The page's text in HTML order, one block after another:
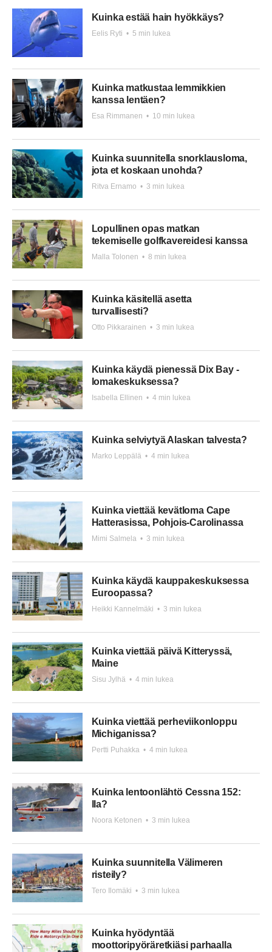
Kuinka estää hain hyökkäys?
Eelis Ryti • 5 min lukea
Kuinka matkustaa lemmikkien
kanssa lentäen?
Esa Rimmanen • 10 min lukea
Kuinka suunnitella snorklausloma,
jota et koskaan unohda?
Ritva Ernamo • 3 min lukea
Lopullinen opas matkan
tekemiselle golfkavereidesi kanssa
Malla Tolonen • 8 min lukea
Kuinka käsitellä asetta
turvallisesti?
Otto Pikkarainen • 3 min lukea
Kuinka käydä pienessä Dix Bay -
lomakeskuksessa?
Isabella Ellinen • 4 min lukea
Kuinka selviytyä Alaskan talvesta?
Marko Leppälä • 4 min lukea
Kuinka viettää kevätloma Cape
Hatterasissa, Pohjois-Carolinassa
Mimi Salmela • 3 min lukea
Kuinka käydä kauppakeskuksessa
Euroopassa?
Heikki Kannelmäki • 3 min lukea
Kuinka viettää päivä Kitteryssä,
Maine
Sisu Jylhä • 4 min lukea
Kuinka viettää perheviikonloppu
Michiganissa?
Pertti Puhakka • 4 min lukea
Kuinka lentoonlähtö Cessna 152:
lla?
Noora Ketonen • 3 min lukea
Kuinka suunnitella Välimeren
risteily?
Tero Ilomäki • 3 min lukea
Kuinka hyödyntää
moottoripyöräretkiäsi parhaalla